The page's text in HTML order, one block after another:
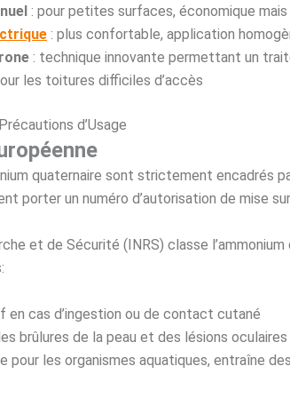
: pour petites surfaces, économique
: plus confortable, application
: technique innovante permettant un
les toitures difficiles d’accès
d’Usage
quaternaire sont strictement encadrés
porter un numéro d’autorisation de mise
et de Sécurité (INRS) classe l’ammonium
en cas d’ingestion ou de contact cutané
brûlures de la peau et des lésions oculaires
pour les organismes aquatiques, entraîne